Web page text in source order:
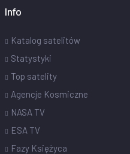
Info
Katalog satelitów
Statystyki
Top satelity
Agencje Kosmiczne
NASA TV
ESA TV
Fazy Księżyca